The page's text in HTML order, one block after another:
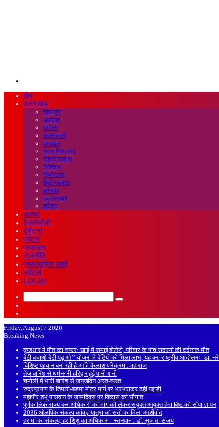
होम
उत्तराखंड
देहरादून
अल्मोड़ा
चमोली
उत्तरकाशी
चम्पावत
उधम सिंह नगर
टिहरी गढ़वाल
नैनीताल
पिथौरागढ़
पौड़ी गढ़वाल
बागेश्वर
रुद्रप्रयाग
हरिद्वार
आस्था
टेक्नोलॉजी
दुर्घटना
पर्यटन
प्रशासन
राजनीति
एक्सक्लूसिव खबरें
स्पोर्ट्स
LOGIN
Search
Friday, August 7 2026
Breaking News
कुंडधार में मौत का सफर: खाई में समाई बोलेरो, परिवार के पांच सदस्यों की दर्दनाक मौत
बेटी बचाओ बेटी पढ़ाओ’’ योजना मे बेटियों को मिला लाभ, यह बना राष्ट्रीय आंदोलनः- डा.
विशिष्ट पहचान बना रही है आदि कैलाश परिक्रमा: महाराज
तेज बारिश से धर्मनगरी हरिद्वार हुई पानी-पानी
चमोली में भारी बारिश से जनजीवन अस्त-व्यस्त
रुद्रप्रयाग के तिमली-बड़मा मोटर मार्ग पर भरभराकर ढही पहाड़ी
महापौर शंभू पासवान के जन्मदिवस पर विकास की सौगात
पूर्णकालिक राज्य कर अधिकारी की मांग को लेकर संयुक्त आयुक्त हेमा बिष्ट को सौंपा ज्ञापन
2036 ओलंपिक संकल्प कांवड़ यात्रा को संतों का मिला आशीर्वाद
हर मां का संकल्प, हर शिशु का अधिकार—स्तनपान : डॉ. सुजाता संजय